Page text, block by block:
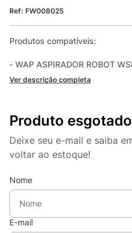
Ref: FW008025
Produtos compatíveis:
- WAP ASPIRADOR ROBOT
Ver descrição completa
Produto
Deixe seu e-mail e saiba
voltar ao estoque!
Nome
E-mail